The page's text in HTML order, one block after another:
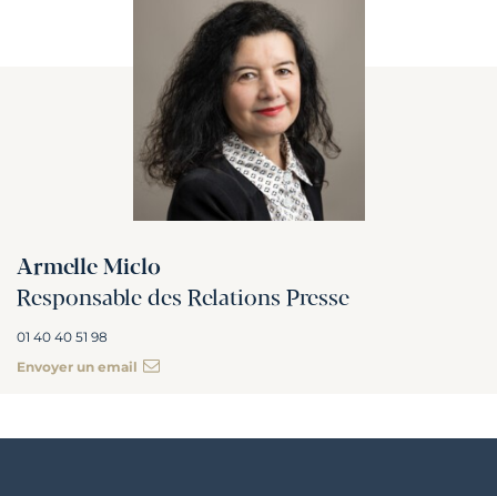
Armelle Miclo
Responsable des Relations Presse
01 40 40 51 98
Envoyer un email